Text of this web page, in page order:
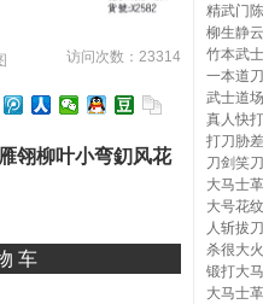
访问次数：23314
翎柳叶小弯釖风花
车
精武门
柳生静
竹本武
一本道
武士道
真人快
打刀胁
刀剑笑
大马士
大号花
人斩拔
杀很大
锻打大
大马士